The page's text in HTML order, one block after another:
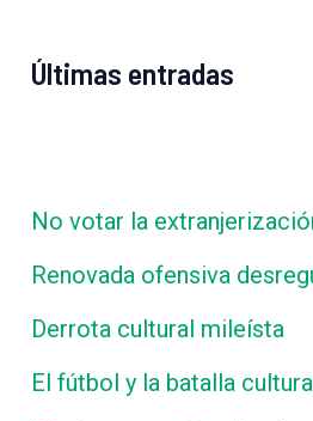
Últimas entradas
No votar la
Renovada ofensiva
Derrota cultural mileísta
El fútbol y la batalla cultural